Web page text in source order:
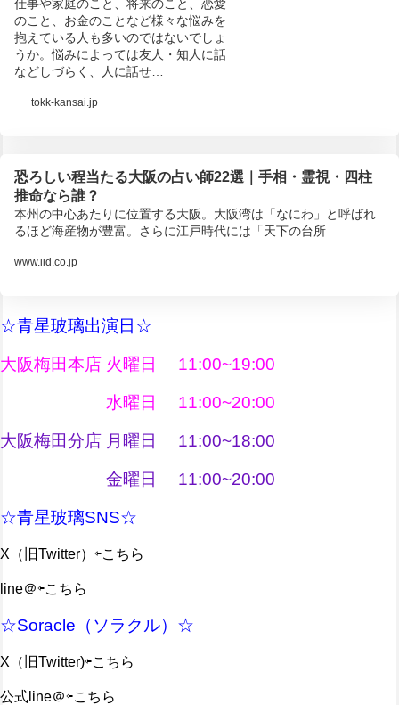
仕事や家庭のこと、将来のこと、恋愛
のこと、お金のことなど様々な悩みを
抱えている人も多いのではないでしょ
うか。悩みによっては友人・知人に話
などしづらく、人に話せ…
tokk-kansai.jp
恐ろしい程当たる大阪の占い師22選｜手相・霊視・四柱
推命なら誰？
本州の中心あたりに位置する大阪。大阪湾は「なにわ」と呼ばれ
るほど海産物が豊富。さらに江戸時代には「天下の台所
www.iid.co.jp
☆青星玻璃出演日☆
大阪梅田本店 火曜日 11:00~19:00
水曜日 11:00~20:00
大阪梅田分店 月曜日 11:00~18:00
金曜日 11:00~20:00
☆青星玻璃SNS☆
X（旧Twitter） ⇦こちら
line＠⇦こちら
☆Soracle（ソラクル）☆
X（旧Twitter)⇦こちら
公式line＠⇦こちら